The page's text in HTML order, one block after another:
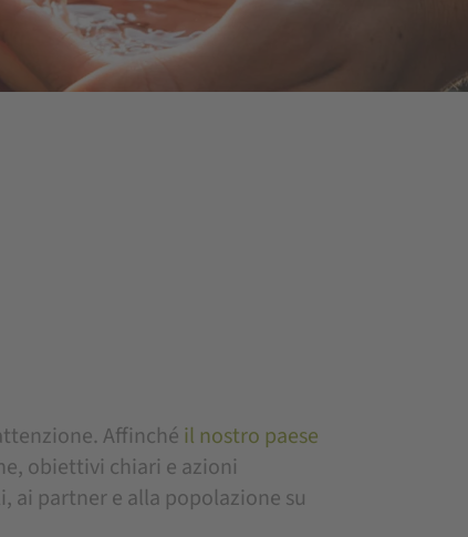
Affinché il nostro paese
obiettivi chiari e azioni
ai partner e alla popolazione su